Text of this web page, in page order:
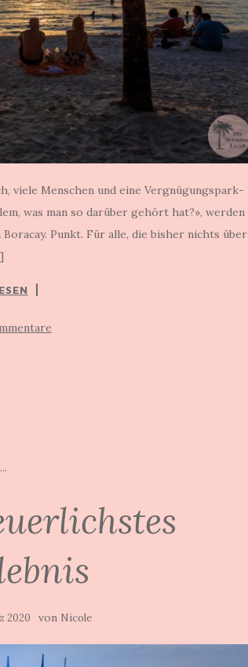
viele Menschen und eine Vergnügungspark-
was man so darüber gehört hat?», werden
Punkt. Für alle, die bisher nichts über
...
2020 von Nicole